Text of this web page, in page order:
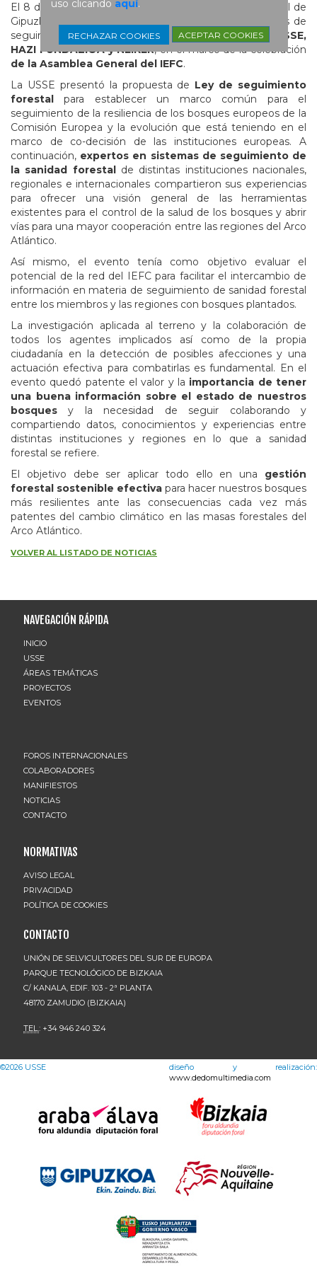
El 8 de abril tuvo lugar en la sede de la Diputación Foral de
Gipuzkoa, en San Sebastián, un evento sobre Sistemas de
seguimiento de sanidad forestal
organizado por la USSE,
HAZI FUNDAZIOA y NEIKER, en el marco de la celebración
de la Asamblea General del IEFC.
La USSE presentó la propuesta de Ley de seguimiento
forestalpara establecer un marco común para el
seguimiento de la resiliencia de los bosques europeos de la
Comisión Europea y la evolución que está teniendo en el
marco de co-decisión de las instituciones europeas. A
continuación, expertos en sistemas de seguimiento de
la sanidad forestal de distintas instituciones nacionales,
regionales e internacionales compartieron sus experiencias
para ofrecer una visión general de las herramientas
existentes para el control de la salud de los bosques y abrir
vías para una mayor cooperación entre las regiones del Arco
Atlántico.
Así mismo, el evento tenía como objetivo evaluar el
potencial de la red del IEFC para facilitar el intercambio de
información en materia de seguimiento de sanidad forestal
entre los miembros y las regiones con bosques plantados.
La investigación aplicada al terreno y la colaboración de
todos los agentes implicados así como de la propia
ciudadanía en la detección de posibles afecciones y una
actuación efectiva para combatirlas es fundamental. En el
evento quedó patente el valor y la importancia de tener
una buena información sobre el estado de nuestros
bosques y la necesidad de seguir colaborando y
compartiendo datos, conocimientos y experiencias entre
distintas instituciones y regiones en lo que a sanidad
forestal se refiere.
El objetivo debe ser aplicar todo ello en una gestión
forestal sostenible efectiva para hacer nuestros bosques
más resilientes ante las consecuencias cada vez más
patentes del cambio climático en las masas forestales del
Arco Atlántico.
VOLVER AL LISTADO DE NOTICIAS
NAVEGACIÓN RÁPIDA
INICIO
USSE
ÁREAS TEMÁTICAS
PROYECTOS
EVENTOS
FOROS INTERNACIONALES
COLABORADORES
MANIFIESTOS
NOTICIAS
CONTACTO
NORMATIVAS
AVISO LEGAL
PRIVACIDAD
POLÍTICA DE COOKIES
CONTACTO
UNIÓN DE SELVICULTORES DEL SUR DE EUROPA
PARQUE TECNOLÓGICO DE BIZKAIA
C/ KANALA, EDIF. 103 - 2ª PLANTA
48170 ZAMUDIO (BIZKAIA)
TEL.: +34 946 240 324
©2026 USSE
diseño y realización:
www.dedomultimedia.com
uso clicando aquí.
RECHAZAR COOKIES ACEPTAR COOKIES